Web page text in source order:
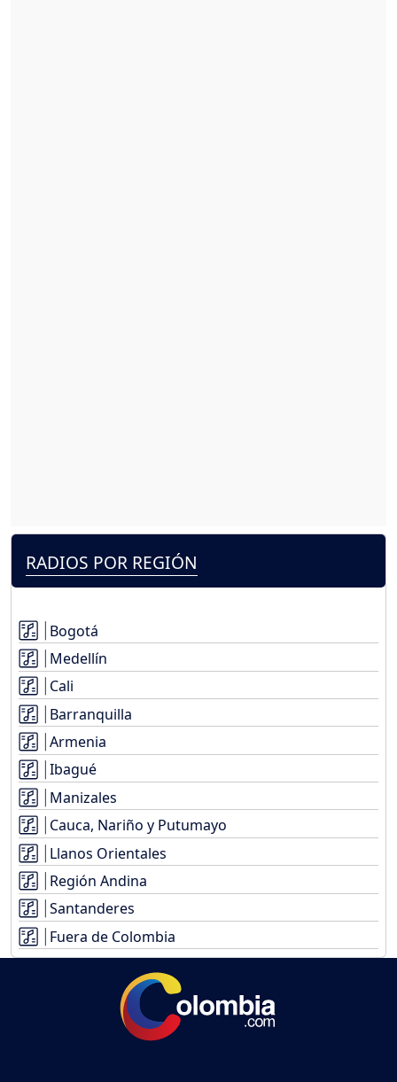
RADIOS POR REGIÓN
Bogotá
Medellín
Cali
Barranquilla
Armenia
Ibagué
Manizales
Cauca, Nariño y Putumayo
Llanos Orientales
Región Andina
Santanderes
Fuera de Colombia